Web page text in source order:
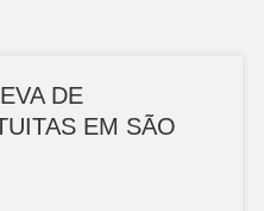
DE
EM SÃO